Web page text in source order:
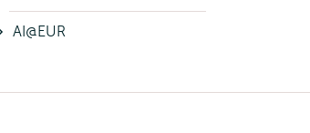
AI@EUR